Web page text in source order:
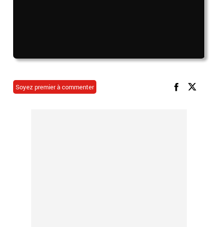
Soyez premier à commenter